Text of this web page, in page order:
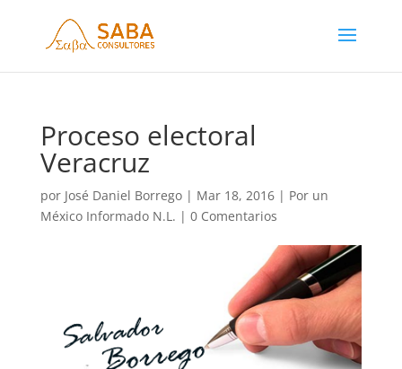
Proceso electoral
Veracruz
por José Daniel Borrego| Mar 18, 2016| Por un
México Informado N.L. | 0 Comentarios